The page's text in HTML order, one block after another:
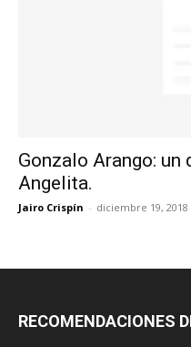
Gonzalo Arango:
Angelita.
Jairo Crispín - diciembre 19, 2018
RECOMENDACIONES